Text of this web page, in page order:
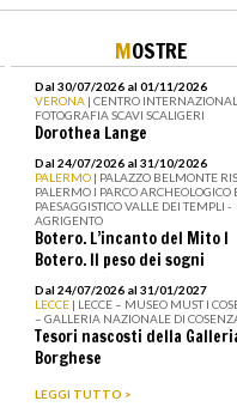
MOSTRE
Dal 30/07/2026 al 01/11/2026
VERONA | CENTRO
FOTOGRAFIA SCAVI SCALIGERI
Dorothea Lange
Dal 24/07/2026 al 31/10/2026
PALERMO | PALAZZO BELMONTE
PALERMO I PARCO ARCHEOLOGICO
PAESAGGISTICO VALLE DEI TEMPLI -
AGRIGENTO
Botero. L’incanto del Mito I
Botero. Il peso dei sogni
Dal 24/07/2026 al 31/01/2027
LECCE | LECCE – MUSEO MUST I
– GALLERIA NAZIONALE DI
Tesori nascosti della
Borghese
LEGGI TUTTO >